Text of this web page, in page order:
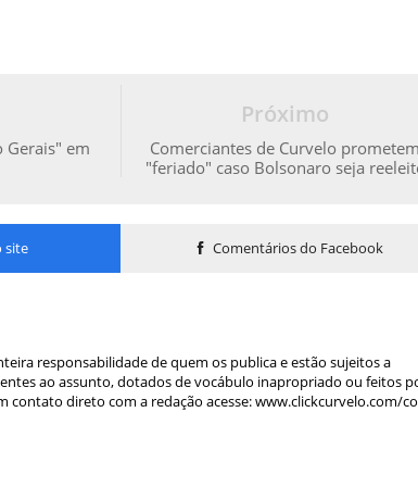
Próximo
Comerciantes de Curvelo prometem
"feriado" caso Bolsonaro seja
Gerais" em
site Comentários do Facebook
responsabilidade de quem os publica e estão sujeitos a
ao assunto, dotados de vocábulo inapropriado ou feitos
contato direto com a redação acesse: www.clickcurvelo.com/